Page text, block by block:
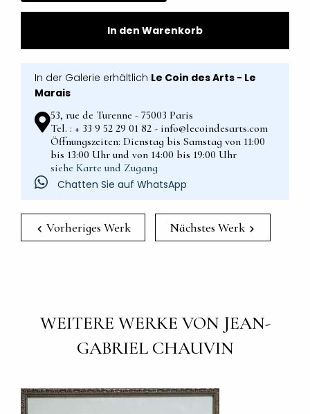
In den Warenkorb
In der Galerie erhältlich Le Coin des Arts - Le
Marais
53, rue de Turenne - 75003 Paris
Tel. : + 33 9 52 29 01 82 - info@lecoindesarts.com
Öffnungszeiten: Dienstag bis Samstag von 11:00
bis 13:00 Uhr und von 14:00 bis 19:00 Uhr
siehe Karte und Zugang
Chatten Sie auf WhatsApp
Vorheriges Werk Nächstes Werk
WEITERE WERKE VON JEAN-
GABRIEL CHAUVIN